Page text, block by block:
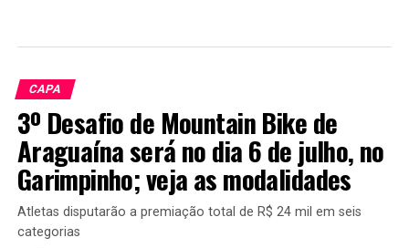
CAPA
3º Desafio de Mountain Bike de
Araguaína será no dia 6 de julho, no
Garimpinho; veja as modalidades
Atletas disputarão a premiação total de R$ 24 mil em seis
categorias